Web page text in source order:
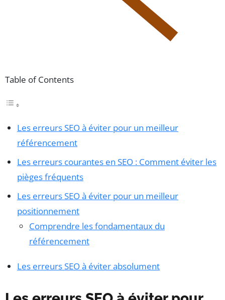
Table of Contents
Les erreurs SEO à éviter pour un meilleur
référencement
Les erreurs courantes en SEO : Comment éviter les
pièges fréquents
Les erreurs SEO à éviter pour un meilleur
positionnement
Comprendre les fondamentaux du
référencement
Les erreurs SEO à éviter absolument